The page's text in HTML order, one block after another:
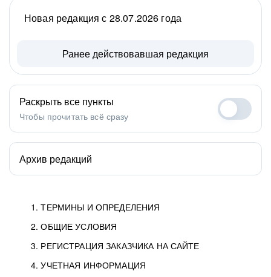
1. ТЕРМИНЫ И ОПРЕДЕЛЕНИЯ
2. ОБЩИЕ УСЛОВИЯ
3. РЕГИСТРАЦИЯ ЗАКАЗЧИКА НА САЙТЕ
4. УЧЕТНАЯ ИНФОРМАЦИЯ
Новая редакция с 28.07.2026 года
Ранее действовавшая редакция
Раскрыть все пункты
Чтобы прочитать всё сразу
Архив редакций